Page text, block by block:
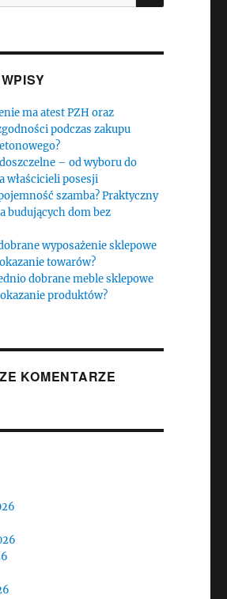
ma atest PZH oraz
podczas zakupu
– od wyboru do
właścicieli posesji
szamba? Praktyczny
budujących dom bez
wyposażenie sklepowe
towarów?
dobrane meble sklepowe
produktów?
KOMENTARZE